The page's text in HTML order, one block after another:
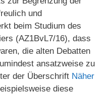
und
beim Studium des
(AZ1BvL7/16), dass
die alten Debatten
ansatzweise zu
der Überschrift Näher
diese